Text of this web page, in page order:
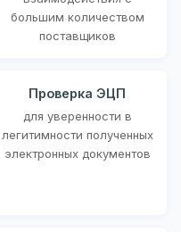
большим количеством
поставщиков
Проверка ЭЦП
для уверенности в
легитимности полученных
электронных документов